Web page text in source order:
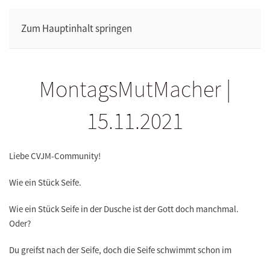
Zum Hauptinhalt springen
MontagsMutMacher |
15.11.2021
Liebe CVJM-Community!
Wie ein Stück Seife.
Wie ein Stück Seife in der Dusche ist der Gott doch manchmal.
Oder?
Du greifst nach der Seife, doch die Seife schwimmt schon im